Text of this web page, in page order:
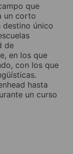
que
un corto
destino único
de
en los que
con los que
hasta
un curso